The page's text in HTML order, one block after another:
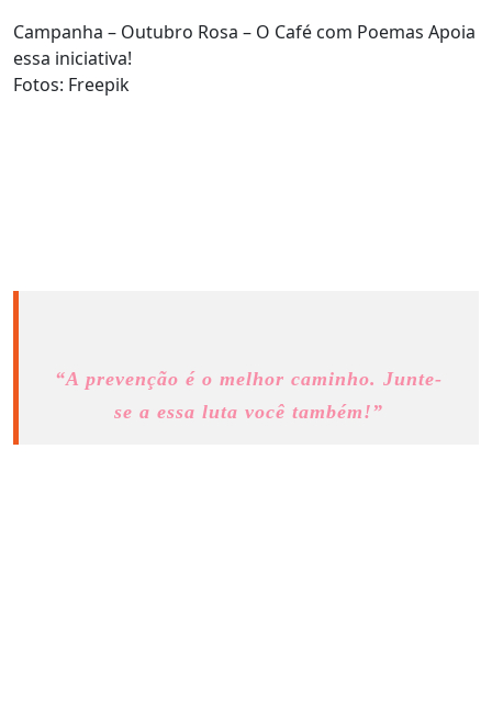
Campanha – Outubro Rosa – O Café com Poemas Apoia
essa iniciativa!
Fotos: Freepik
“A prevenção é o melhor caminho. Junte-
se a essa luta você também!”